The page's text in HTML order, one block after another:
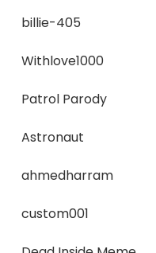
billie-405
Withlove1000
Patrol Parody
Astronaut
ahmedharram
custom001